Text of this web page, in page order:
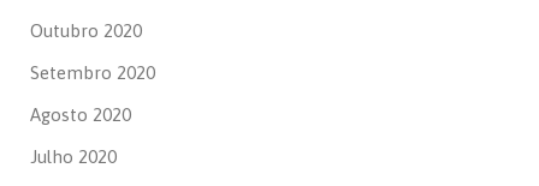
Outubro 2020
Setembro 2020
Agosto 2020
Julho 2020